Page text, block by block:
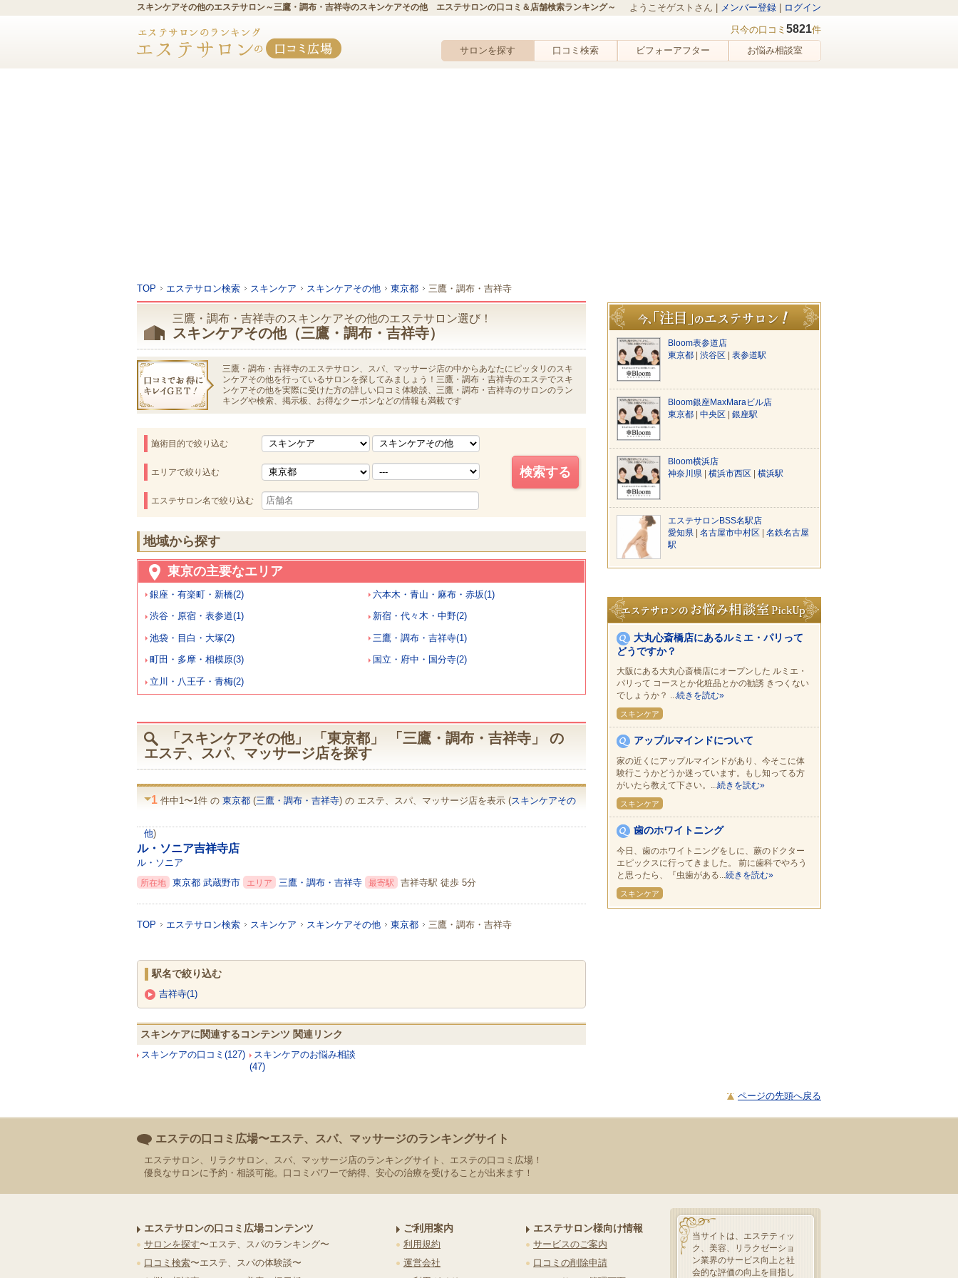
スキンケアその他のエステサロン～三鷹・調布・吉祥寺のスキンケアその他 エステサロンの口コミ＆店舗検索ランキング～ ようこそゲストさん | メンバー登録 ログイン
只今の口コミ 5821件
サロンを探す
口コミ検索 ビフォーアフター お悩み相談室
TOP エステサロン検索 スキンケア スキンケアその他 東京都 三鷹・調布・吉祥寺
三鷹・調布・吉祥寺のスキンケアその他のエステサロン選び！
スキンケアその他（三鷹・調布・吉祥寺）
三鷹・調布・吉祥寺のエステサロン、スパ、マッサージ店の中からあなたにピッタリのスキ
ンケアその他を行っているサロンを探してみましょう！三鷹・調布・吉祥寺のエステでスキ
ンケアその他を実際に受けた方の詳しい口コミ体験談、三鷹・調布・吉祥寺のサロンのラン
キングや検索、掲示板、お得なクーポンなどの情報も満載です
施術目的で絞り込む
エリアで絞り込む
エステサロン名で絞り込む
地域から探す
東京の主要なエリア
銀座・有楽町・新橋(2) 六本木・青山・麻布・赤坂(1)
渋谷・原宿・表参道(1) 新宿・代々木・中野(2)
池袋・目白・大塚(2) 三鷹・調布・吉祥寺(1)
町田・多摩・相模原(3) 国立・府中・国分寺(2)
立川・八王子・青梅(2)
「スキンケアその他」 「東京都」 「三鷹・調布・吉祥寺」 の
エステ、スパ、マッサージ店を探す
1 件中1〜1件 の 東京都 (三鷹・調布・吉祥寺) の エステ、スパ、マッサージ店を表示 (スキンケアその
他)
ル・ソニア吉祥寺店
ル・ソニア
所在地 東京都 武蔵野市 エリア 三鷹・調布・吉祥寺 最寄駅 吉祥寺駅 徒歩 5分
TOP エステサロン検索 スキンケア スキンケアその他 東京都 三鷹・調布・吉祥寺
駅名で絞り込む
吉祥寺(1)
スキンケアに関連するコンテンツ 関連リンク
スキンケアの口コミ(127)
スキンケアのお悩み相談
(47)
Bloom表参道店
東京都
渋谷区 表参道駅
Bloom銀座MaxMaraビル店
東京都
中央区 銀座駅
Bloom横浜店
神奈川県
横浜市西区 横浜駅
エステサロンBSS名駅店
愛知県
名古屋市中村区
名鉄名古屋
駅
大丸心斎橋店にあるルミエ・パリって
どうですか？
大阪にある大丸心斎橋店にオープンした ルミエ・
パリって コースとか化粧品とかの勧誘 きつくない
でしょうか？ ...続きを読む»
スキンケア
アップルマインドについて
家の近くにアップルマインドがあり、今そこに体
験行こうかどうか迷っています。もし知ってる方
がいたら教えて下さい。...続きを読む»
スキンケア
歯のホワイトニング
今日、歯のホワイトニングをしに、蕨のドクター
エピックスに行ってきました。 前に歯科でやろう
と思ったら、『虫歯がある...続きを読む»
スキンケア
ページの先頭へ戻る
エステの口コミ広場〜エステ、スパ、マッサージのランキングサイト
エステサロン、リラクサロン、スパ、マッサージ店のランキングサイト、エステの口コミ広場！
優良なサロンに予約・相談可能。口コミパワーで納得、安心の治療を受けることが出来ます！
エステサロンの口コミ広場コンテンツ
サロンを探す〜エステ、スパのランキング〜
口コミ検索〜エステ、スパの体験談〜
ご利用案内
利用規約
運営会社
エステサロン様向け情報
サービスのご案内
口コミの削除申請
当サイトは、エステティッ
ク、美容、リラクゼーショ
ン業界のサービス向上と社
会的な評価の向上を目指し